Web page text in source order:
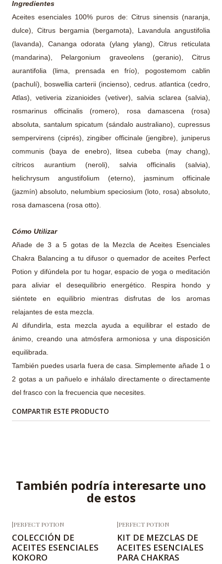
Ingredientes
Aceites esenciales 100% puros de: Citrus sinensis (naranja,
dulce), Citrus bergamia (bergamota), Lavandula angustifolia
(lavanda), Cananga odorata (ylang ylang), Citrus reticulata
(mandarina), Pelargonium graveolens (geranio), Citrus
aurantifolia (lima, prensada en frío), pogostemom cablin
(pachulí), boswellia carterii (incienso), cedrus. atlantica (cedro,
Atlas), vetiveria zizanioides (vetiver), salvia sclarea (salvia),
rosmarinus officinalis (romero), rosa damascena (rosa)
absoluta, santalum spicatum (sándalo australiano), cupressus
sempervirens (ciprés), zingiber officinale (jengibre), juniperus
communis (baya de enebro), litsea cubeba (may chang),
cítricos aurantium (neroli), salvia officinalis (salvia),
helichrysum angustifolium (eterno), jasminum officinale
(jazmín) absoluto, nelumbium speciosium (loto, rosa) absoluto,
rosa damascena (rosa otto).
Cómo Utilizar
Añade de 3 a 5 gotas de la Mezcla de Aceites Esenciales
Chakra Balancing a tu difusor o quemador de aceites Perfect
Potion y difúndela por tu hogar, espacio de yoga o meditación
para aliviar el desequilibrio energético. Respira hondo y
siéntete en equilibrio mientras disfrutas de los aromas
relajantes de esta mezcla.
Al difundirla, esta mezcla ayuda a equilibrar el estado de
ánimo, creando una atmósfera armoniosa y una disposición
equilibrada.
También puedes usarla fuera de casa. Simplemente añade 1 o
2 gotas a un pañuelo e inhálalo directamente o directamente
del frasco con la frecuencia que necesites.
COMPARTIR ESTE PRODUCTO
También podría interesarte uno
de estos
|PERFECT POTION
COLECCIÓN DE
ACEITES ESENCIALES
KOKORO
|PERFECT POTION
KIT DE MEZCLAS DE
ACEITES ESENCIALES
PARA CHAKRAS